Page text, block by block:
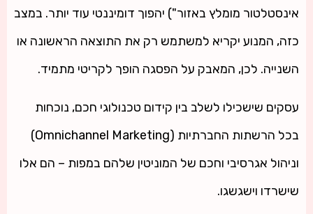
אינסטלטור מומלץ באזור") יהפוך דומיננטי עוד יותר. במצב
כזה, המנוע יקריא למשתמש רק את התוצאה הראשונה או
השנייה. לכן, המאבק על הפסגה הופך לקריטי מתמיד.
עסקים שישכילו לשלב בין קידום טכנולוגי חכם, נוכחות
בכל הרשתות החברתיות (Omnichannel Marketing)
וניהול אגרסיבי וחכם של המוניטין שלהם במפות – הם אלו
שישרדו וישגשגו.